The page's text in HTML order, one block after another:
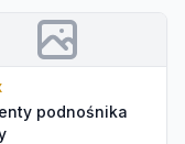
podnośnika